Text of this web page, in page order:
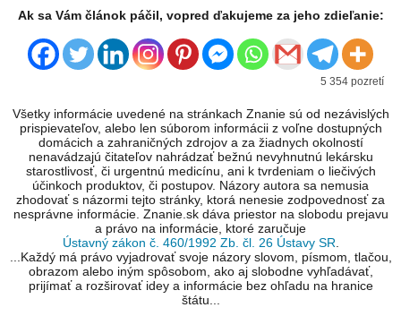
Ak sa Vám článok páčil, vopred ďakujeme za jeho zdieľanie:
5 354 pozretí
Všetky informácie uvedené na stránkach Znanie sú od nezávislých
prispievateľov, alebo len súborom informácii z voľne dostupných
domácich a zahraničných zdrojov a za žiadnych okolností
nenavádzajú čitateľov nahrádzať bežnú nevyhnutnú lekársku
starostlivosť, či urgentnú medicínu, ani k tvrdeniam o liečivých
účinkoch produktov, či postupov. Názory autora sa nemusia
zhodovať s názormi tejto stránky, ktorá nenesie zodpovednosť za
nesprávne informácie. Znanie.sk dáva priestor na slobodu prejavu
a právo na informácie, ktoré zaručuje
Ústavný zákon č. 460/1992 Zb. čl. 26 Ústavy SR
...Každý má právo vyjadrovať svoje názory slovom, písmom, tlačou,
obrazom alebo iným spôsobom, ako aj slobodne vyhľadávať,
prijímať a rozširovať idey a informácie bez ohľadu na hranice
štátu...